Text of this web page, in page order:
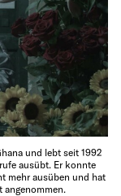
und lebt seit 1992
ausübt. Er konnte
mehr ausüben und hat
angenommen.